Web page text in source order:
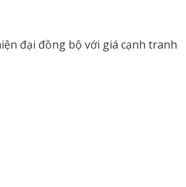
đại đồng bộ với giá cạnh tranh